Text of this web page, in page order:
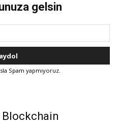
gelsin
Spam yapmıyoruz.